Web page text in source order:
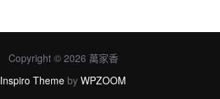
Copyright © 2026 萬家香
Inspiro Theme by WPZOOM